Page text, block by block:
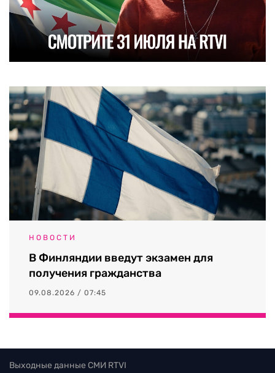
НОВОСТИ
В Финляндии введут экзамен для
получения гражданства
09.08.2026 / 07:45
Выходные данные СМИ RTVI